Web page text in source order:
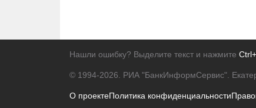
Нашли ошибку? Выделите текст и нажмите
© 1994-2026. РИА "БанкИнформСервис".
О проектеПолитика конфиденциальности